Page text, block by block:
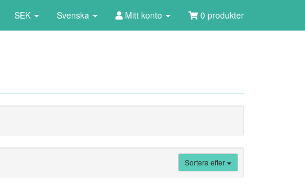
SEK Svenska Mitt konto 0 produkter
Sortera efter